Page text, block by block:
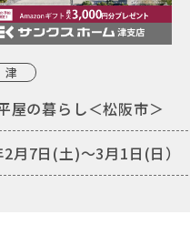
津
屋の暮らし＜松阪市＞
月7日(土)〜3月1日(日）